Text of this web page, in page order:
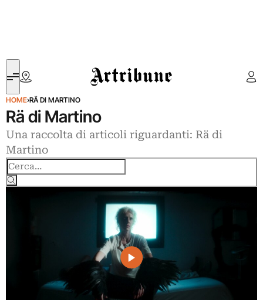
Artribune
HOME›RÄ DI MARTINO
Rä di Martino
Una raccolta di articoli riguardanti: Rä di
Martino